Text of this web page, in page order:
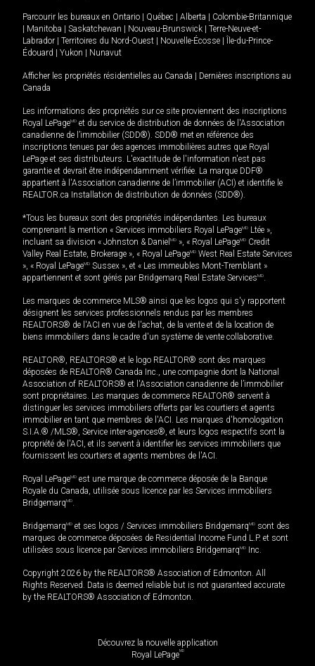
Parcourir les bureaux en Ontario Québec Alberta
Colombie-Britannique
Manitoba Saskatchewan Nouveau-Brunswick
Terre-Neuve-et-
Labrador
Territoires du Nord-Ouest Nouvelle-Écosse
Île-du-Prince-
Édouard
Yukon Nunavut
Afficher les propriétés résidentielles au Canada
Dernières inscriptions au
Canada
Les informations des propriétés sur ce site proviennent des inscriptions
Royal LePageMD et du service de distribution de données de l'Association
canadienne de l’immobilier (SDD®). SDD® met en référence des
inscriptions tenues par des agences immobilières autres que Royal
LePage et ses distributeurs. L'exactitude de l'information n'est pas
garantie et devrait être indépendamment vérifiée. La marque DDF®
appartient à l'Association canadienne de l’immobilier (ACI) et identifie le
REALTOR.ca Installation de distribution de données (SDD®).
*Tous les bureaux sont des propriétés indépendantes. Les bureaux
comprenant la mention « Services immobiliers Royal LePageMD Ltée »,
incluant sa division « Johnston & Daniel MD », « Royal LePageMD Credit
Valley Real Estate, Brokerage », « Royal LePageMD West Real Estate Services
», « Royal LePageMD Sussex », et « Les immeubles Mont-Tremblant »
appartiennent et sont gérés par Bridgemarq Real Estate ServicesMD.
Les marques de commerce MLS® ainsi que les logos qui s'y rapportent
désignent les services professionnels rendus par les membres
REALTORS® de l'ACI en vue de l'achat, de la vente et de la location de
biens immobiliers dans le cadre d'un système de vente collaborative.
REALTOR®, REALTORS® et le logo REALTOR® sont des marques
déposées de REALTOR® Canada Inc., une compagnie dont la National
Association of REALTORS® et l'Association canadienne de l’immobilier
sont propriétaires. Les marques de commerce REALTOR® servent à
distinguer les services immobiliers offerts par les courtiers et agents
immobilier en tant que membres de l'ACI. Les marques d'homologation
S.I.A.® /MLS®, Service inter-agences®, et leurs logos respectifs sont la
propriété de l'ACI, et ils servent à identifier les services immobiliers que
fournissent les courtiers et agents membres de l'ACI.
Royal LePageMD est une marque de commerce déposée de la Banque
Royale du Canada, utilisée sous licence par les Services immobiliers
BridgemarqMD.
BridgemarqMD et ses logos / Services immobiliers BridgemarqMD sont des
marques de commerce déposées de Residential Income Fund L.P. et sont
utilisées sous licence par Services immobiliers BridgemarqMD Inc.
Copyright 2026 by the REALTORS® Association of Edmonton. All
Rights Reserved. Data is deemed reliable but is not guaranteed accurate
by the REALTORS® Association of Edmonton.
Découvrez la nouvelle application
Royal LePageMD